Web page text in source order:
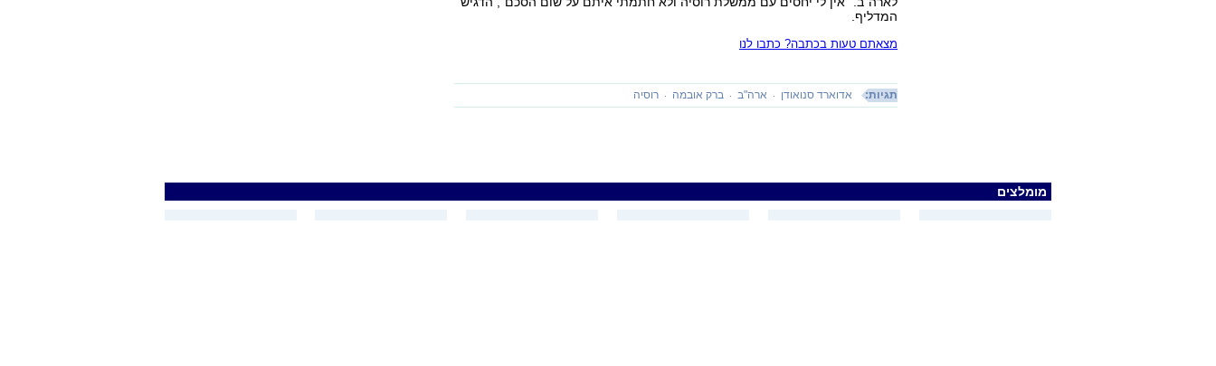
המדליף.
מצאתם טעות בכתבה? כתבו לנו
תגיות: אדוארד סנואודן ארה"ב ברק אובמה רוסיה
מומלצים